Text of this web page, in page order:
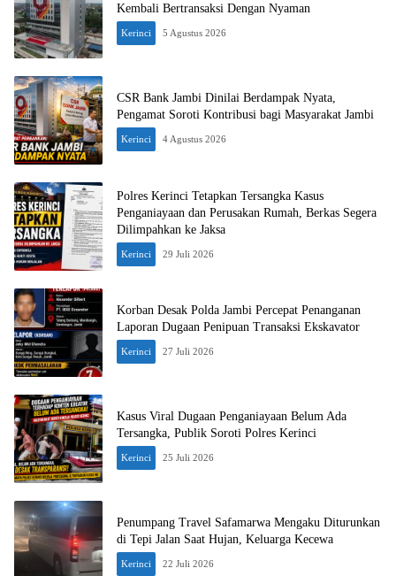
Kembali Bertransaksi Dengan Nyaman
Kerinci 5 Agustus 2026
CSR Bank Jambi Dinilai Berdampak Nyata,
Pengamat Soroti Kontribusi bagi Masyarakat Jambi
Kerinci 4 Agustus 2026
Polres Kerinci Tetapkan Tersangka Kasus
Penganiayaan dan Perusakan Rumah, Berkas Segera
Dilimpahkan ke Jaksa
Kerinci 29 Juli 2026
Korban Desak Polda Jambi Percepat Penanganan
Laporan Dugaan Penipuan Transaksi Ekskavator
Kerinci 27 Juli 2026
Kasus Viral Dugaan Penganiayaan Belum Ada
Tersangka, Publik Soroti Polres Kerinci
Kerinci 25 Juli 2026
Penumpang Travel Safamarwa Mengaku Diturunkan
di Tepi Jalan Saat Hujan, Keluarga Kecewa
Kerinci 22 Juli 2026